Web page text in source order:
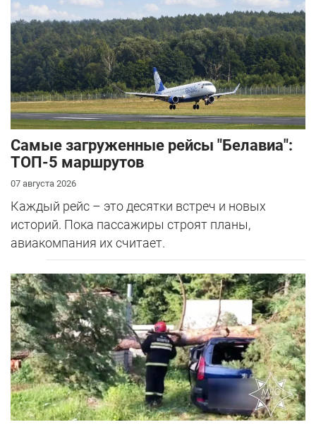
Самые загруженные рейсы "Белавиа":
ТОП-5 маршрутов
07 августа 2026
Каждый рейс – это десятки встреч и новых
историй. Пока пассажиры строят планы,
авиакомпания их считает.